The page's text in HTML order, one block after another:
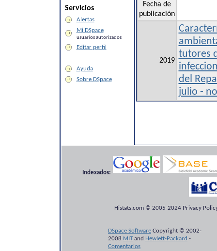
Servicios
Alertas
Mi DSpace
usuarios autorizados
Editar perfil
Ayuda
Sobre DSpace
Fecha de
publicación
2019
tutores
del
julio -
Indexados:
Histats.com © 2005-2024 Privacy
DSpace Software Copyright © 2002-
2008 MITand Hewlett-Packard -
Comentarios